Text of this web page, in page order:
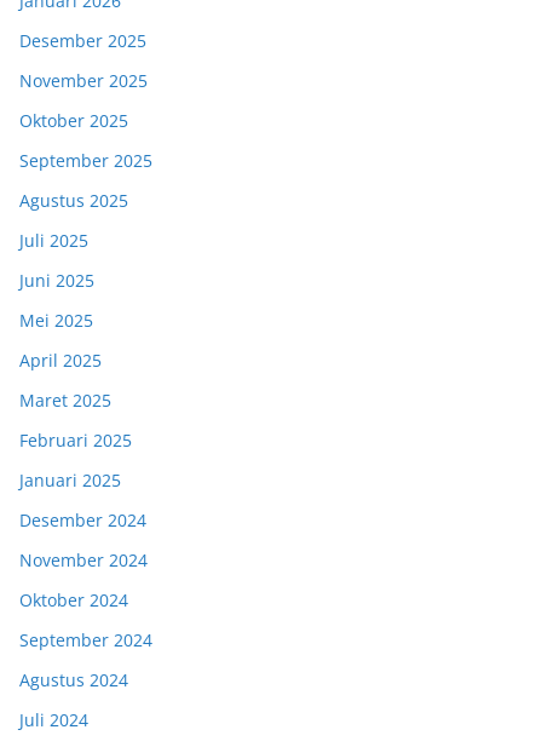
Desember 2025
November 2025
Oktober 2025
September 2025
Agustus 2025
Juli 2025
Juni 2025
Mei 2025
April 2025
Maret 2025
Februari 2025
Januari 2025
Desember 2024
November 2024
Oktober 2024
September 2024
Agustus 2024
Juli 2024